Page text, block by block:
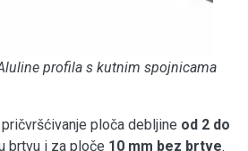
profila s kutnim spojnicama
ploča debljine od 2 do
brtvu i za ploče 10 mm bez brtve.